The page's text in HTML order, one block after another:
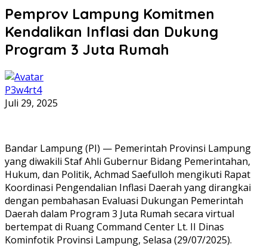
Pemprov Lampung Komitmen
Kendalikan Inflasi dan Dukung
Program 3 Juta Rumah
P3w4rt4
Juli 29, 2025
Bandar Lampung (PI) — Pemerintah Provinsi Lampung
yang diwakili Staf Ahli Gubernur Bidang Pemerintahan,
Hukum, dan Politik, Achmad Saefulloh mengikuti Rapat
Koordinasi Pengendalian Inflasi Daerah yang dirangkai
dengan pembahasan Evaluasi Dukungan Pemerintah
Daerah dalam Program 3 Juta Rumah secara virtual
bertempat di Ruang Command Center Lt. II Dinas
Kominfotik Provinsi Lampung, Selasa (29/07/2025).